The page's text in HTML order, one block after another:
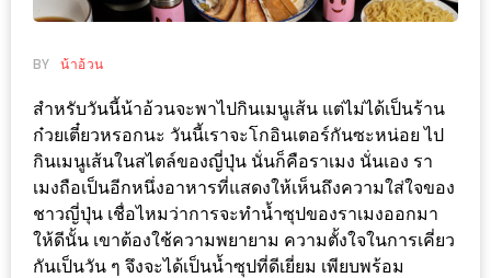
ที่
FESTIVAL
10
ร้าน
ค้า
BY น้าอ้วน
สำหรับวันนี้น้าอ้วนจะพาไปกินเมนูเส้น แต่ไม่ได้เป็นร้าน
ก๋วยเตี๋ยวหรอกนะ วันนี้เราจะโกอินเตอร์กันซะหน่อย ไป
กินเมนูเส้นในสไตล์ของญี่ปุ่น นั่นก็คือราเมง นั่นเอง รา
เมงถือเป็นอีกหนึ่งอาหารที่แสดงให้เห็นถึงความใส่ใจของ
ชาวญี่ปุ่น เชื่อไหมว่าการจะทำน้ำซุปของราเมงออกมา
ให้ดีนั้น เขาต้องใช้ความพยายาม ความตั้งใจในการเคี่ยว
กันเป็นวัน ๆ จึงจะได้เป็นน้ำซุปที่ดีเยี่ยม เพียบพร้อม